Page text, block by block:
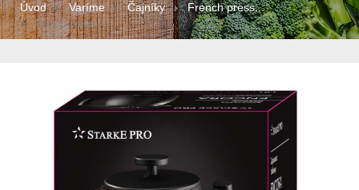
Úvod Varíme Čajníky French press...
French press...